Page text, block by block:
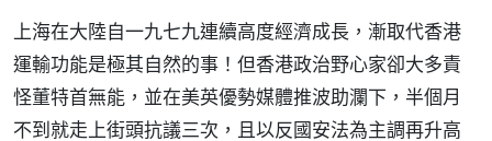
上海在大陸自一九七九連續高度經濟成長，漸取代香港
運輸功能是極其自然的事！但香港政治野心家卻大多責
怪董特首無能，並在美英優勢媒體推波助瀾下，半個月
不到就走上街頭抗議三次，且以反國安法為主調再升高